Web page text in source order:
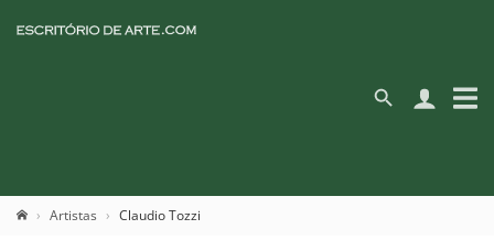
Artistas Claudio Tozzi